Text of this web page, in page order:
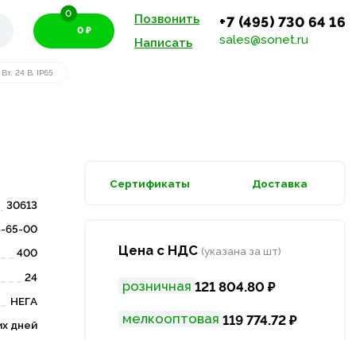
0 ₽
0
Позвонить
Написать
+7 (495) 730 64 16
sales@sonet.ru
24 В, IP65
30613
65-00
400
24
НЕГА
дней
Сертификаты Доставка
Цена с НДС (указана за шт)
розничная 121 804.80 ₽
мелкооптовая 119 774.72 ₽